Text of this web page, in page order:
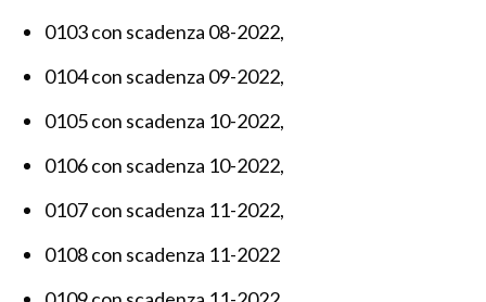
0103 con scadenza 08-2022,
0104 con scadenza 09-2022,
0105 con scadenza 10-2022,
0106 con scadenza 10-2022,
0107 con scadenza 11-2022,
0108 con scadenza 11-2022